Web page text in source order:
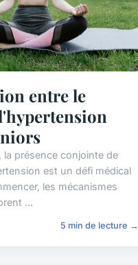
entre le
la présence conjointe de
est un défi médical
les mécanismes
...
5 min de lecture →